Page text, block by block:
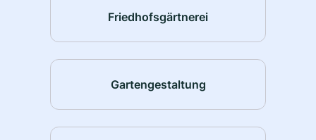
Friedhofsgärtnerei
Gartengestaltung